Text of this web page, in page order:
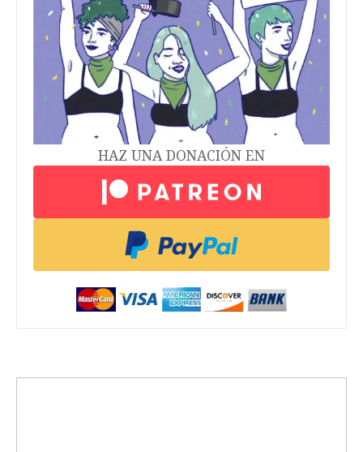
HAZ UNA DONACIÓN EN